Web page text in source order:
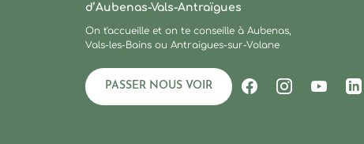
d’Aubenas-Vals-Antraïgues
On t'accueille et on te conseille à Aubenas,
Vals-les-Bains ou Antraigues-sur-Volane
PASSER NOUS VOIR
Suivez-nous
Suivez-